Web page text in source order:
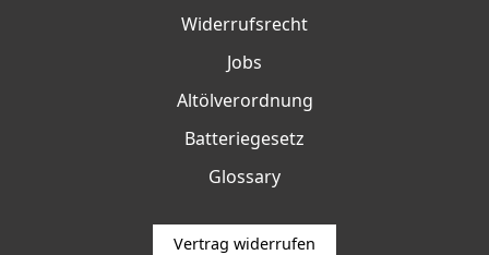
Widerrufsrecht
Jobs
Altölverordnung
Batteriegesetz
Glossary
Vertrag widerrufen